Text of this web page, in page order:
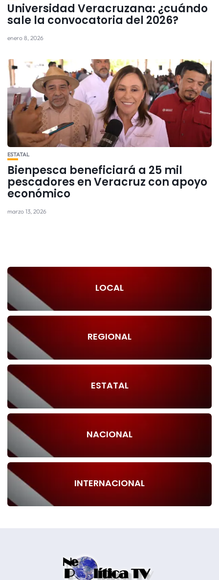
Universidad Veracruzana: ¿cuándo
sale la convocatoria del 2026?
enero 8, 2026
ESTATAL
Bienpesca beneficiará a 25 mil
pescadores en Veracruz con apoyo
económico
marzo 13, 2026
LOCAL
REGIONAL
ESTATAL
NACIONAL
INTERNACIONAL